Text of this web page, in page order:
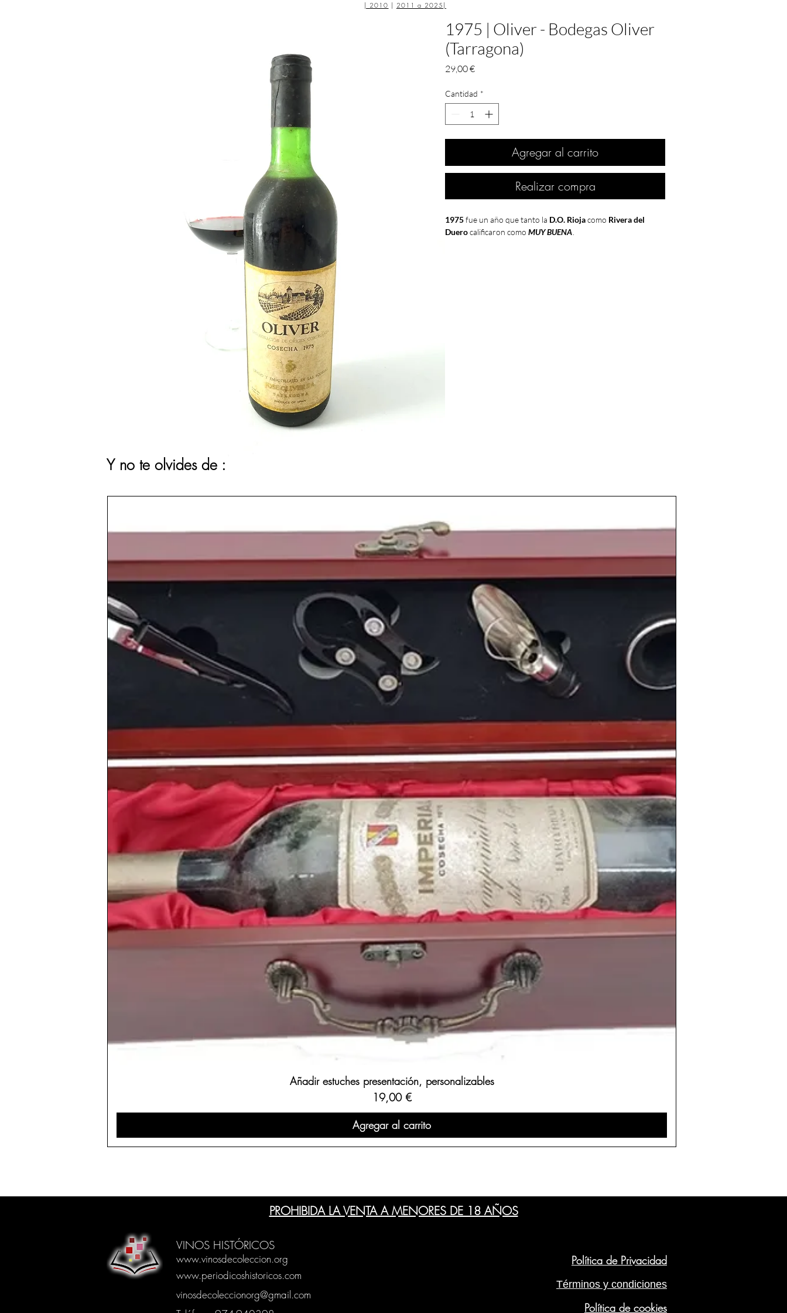
| 2010 | 2011 a 2025 |
1975 | Oliver - Bodegas Oliver
(Tarragona)
29,00 €Precio
Cantidad *
Agregar al carrito
Realizar compra
1975fue un año que tanto la D.O. Riojacomo Rivera del
Duerocalificaron como MUY BUENA
Aun así el mercado del vino proseguía su auge, y en estos
un posterior desequilibró en los precios y fue la ruina de
Un año recordado por el
1975, por la victoria de Arthur Ashe que lo hace
tenista negro que gana el Campeonato de Wimbledon
o por
ser el año de nacimiento de personas tan conocidas como el
actor estadounidenseBradley Cooper
estadounidenseEva Longoria, el actor y presentador español
, el exfutbolista español
, el político
José Luis Martínez-Almeida o el ciclista español y
ganador del Tour de Francia 2008
Carlos Sastre
de1975y otros años en
Y no te olvides de :
Añadir estuches presentación, personalizables
Precio
19,00 €
Agregar al carrito
PROHIBIDA LA VENTA A MENORES DE 18 AÑOS
VINOS HISTÓRICOS
www.vinosdecoleccion.org
www.periodicoshistoricos.com
vinosdecoleccionorg@gmail.com
Política de Privacidad
Términos y condiciones
Política de cookies